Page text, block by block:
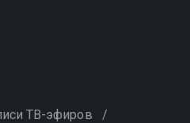
ТВ-эфиров /